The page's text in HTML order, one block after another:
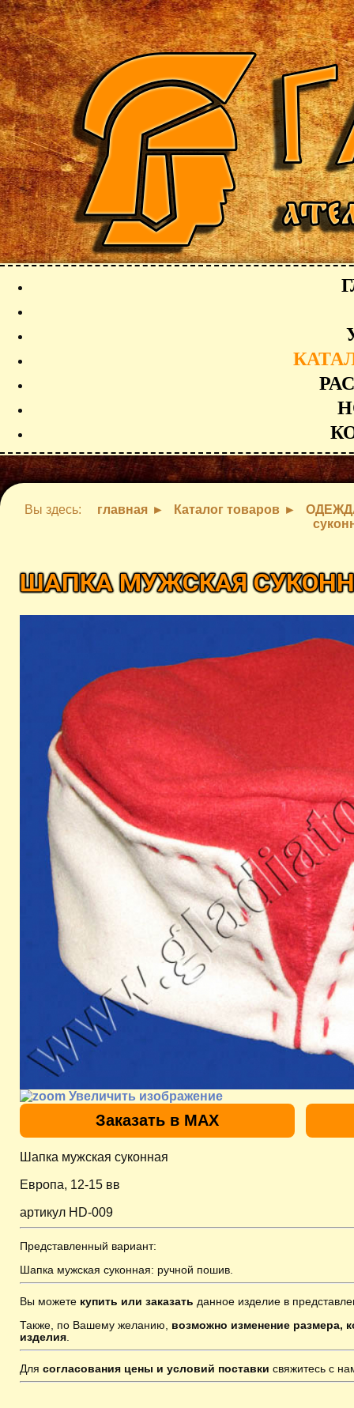
Вы здесь: главная Каталог товаров
ШАПКА МУЖСКАЯ
Увеличить изображение
Заказать в MAX
Шапка мужская суконная
Европа, 12-15 вв
артикул HD-009
Представленный вариант:
Шапка мужская суконная: ручной пошив.
Вы можете купить или заказать данное изделие в
Также, по Вашему желанию, возможно изменение размера,
изделия
Для согласования цены и условий поставки свяжитесь с